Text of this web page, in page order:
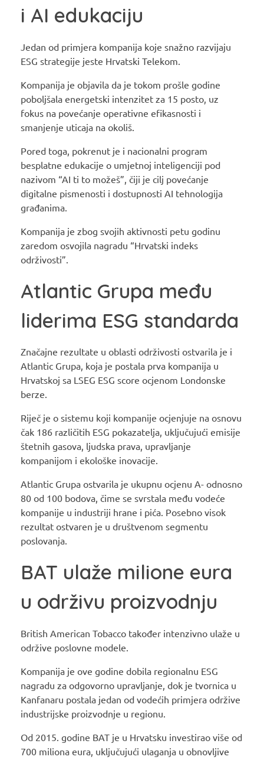
i AI edukaciju
Jedan od primjera kompanija koje snažno razvijaju
ESG strategije jeste Hrvatski Telekom.
Kompanija je objavila da je tokom prošle godine
poboljšala energetski intenzitet za 15 posto, uz
fokus na povećanje operativne efikasnosti i
smanjenje uticaja na okoliš.
Pored toga, pokrenut je i nacionalni program
besplatne edukacije o umjetnoj inteligenciji pod
nazivom “AI ti to možeš”, čiji je cilj povećanje
digitalne pismenosti i dostupnosti AI tehnologija
građanima.
Kompanija je zbog svojih aktivnosti petu godinu
zaredom osvojila nagradu “Hrvatski indeks
održivosti”.
Atlantic Grupa među
liderima ESG standarda
Značajne rezultate u oblasti održivosti ostvarila je i
Atlantic Grupa, koja je postala prva kompanija u
Hrvatskoj sa LSEG ESG score ocjenom Londonske
berze.
Riječ je o sistemu koji kompanije ocjenjuje na osnovu
čak 186 različitih ESG pokazatelja, uključujući emisije
štetnih gasova, ljudska prava, upravljanje
kompanijom i ekološke inovacije.
Atlantic Grupa ostvarila je ukupnu ocjenu A- odnosno
80 od 100 bodova, čime se svrstala među vodeće
kompanije u industriji hrane i pića. Posebno visok
rezultat ostvaren je u društvenom segmentu
poslovanja.
BAT ulaže milione eura
u održivu proizvodnju
British American Tobacco također intenzivno ulaže u
održive poslovne modele.
Kompanija je ove godine dobila regionalnu ESG
nagradu za odgovorno upravljanje, dok je tvornica u
Kanfanaru postala jedan od vodećih primjera održive
industrijske proizvodnje u regionu.
Od 2015. godine BAT je u Hrvatsku investirao više od
700 miliona eura, uključujući ulaganja u obnovljive